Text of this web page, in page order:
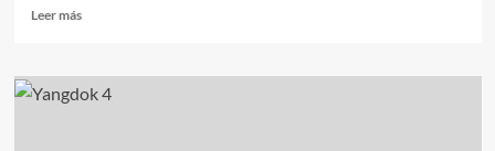
Leer másLeer
Características
geológicas